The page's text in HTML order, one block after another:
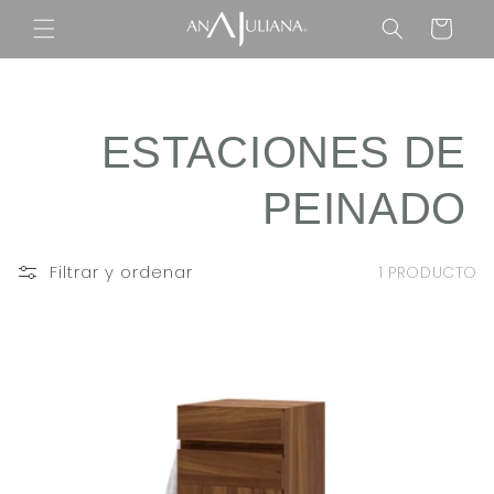
directamente
al contenido
Carrito
C
O
L
ESTACIONES DE
PEINADO
Filtrar y ordenar 1 PRODUCTO